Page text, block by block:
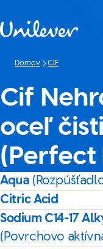
Domov CIF
Cif
oceľ
(Perfect
Aqua
Citric Acid
Sodium C14-17
(Povrchovo